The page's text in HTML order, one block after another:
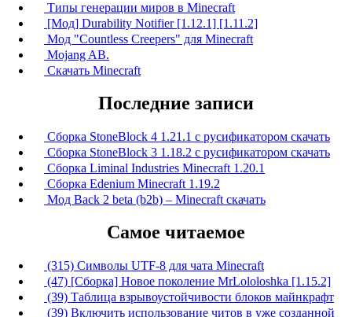
Типы генерации миров в Minecraft
[Мод] Durability Notifier [1.12.1] [1.11.2]
Мод "Countless Creepers" для Minecraft
Mojang AB.
Скачать Minecraft
Последние записи
Сборка StoneBlock 4 1.21.1 с русификатором скачать
Сборка StoneBlock 3 1.18.2 с русификатором скачать
Сборка Liminal Industries Minecraft 1.20.1
Сборка Edenium Minecraft 1.19.2
Мод Back 2 beta (b2b) – Minecraft скачать
Самое читаемое
(315) Символы UTF-8 для чата Minecraft
(47) [Сборка] Новое поколение MrLololoshka [1.15.2]
(39) Таблица взрывоустойчивости блоков майнкрафт
(39) Включить использование читов в уже созданной